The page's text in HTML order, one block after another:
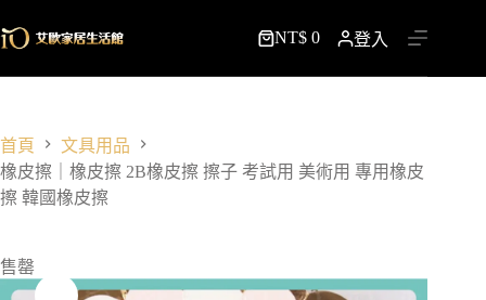
至
容
購
物
NT$ 0 登入
首頁
文具用品
橡皮擦｜橡皮擦 2B橡皮擦 擦子 考試用 美術用 專用橡皮
擦 韓國橡皮擦
售罄